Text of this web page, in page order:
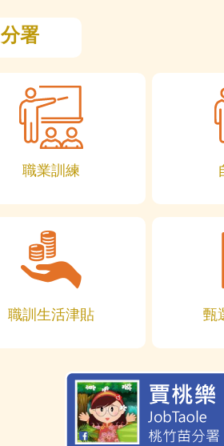
分署
職業訓練
職訓生活津貼 甄